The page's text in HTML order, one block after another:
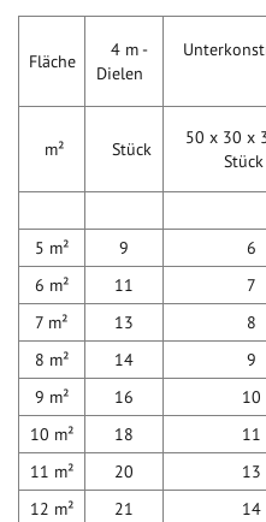
Fläche
4 m -
Dielen
m² Stück
50 x 30 x
Stück
5 m² 9 6
6 m²
11 7
7 m²
13 8
8 m²
14 9
9 m²
16 10
10 m²
18 11
11 m²
20 13
12 m²
21 14